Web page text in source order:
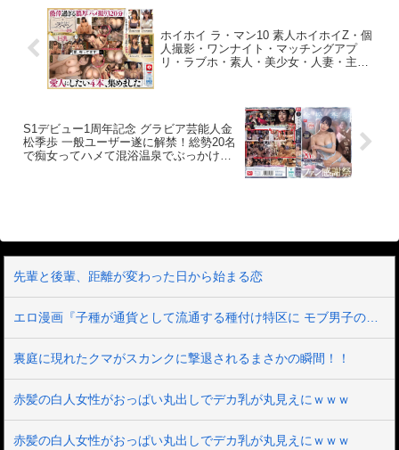
ました。いじめの最中、ずっと煙草を吸
ったり、スマホを見たりしていて、片手
間にいじめられているのを感じ、屈辱と
ろ、臭い足裏を顔に押し付けられた状態
でオナニーすることを許可していただき
ました。前日オナニーしたばかりでした
が、無様に大量に出してしまいました。
その辺にいるギャル様に話しかけ、その
ままホテルに直行してやられた臨場感が
ホイホイ ラ・マン10 素人ホイホイZ・個
人撮影・ワンナイト・マッチングアプ
リ・ラブホ・素人・美少女・人妻・主
S1デビュー1周年記念 グラビア芸能人金
松季歩 一般ユーザー遂に解禁！総勢20名
で痴女ってハメて混浴温泉でぶっかけま
先輩と後輩、距離が変わった日から始まる恋
裏庭に現れたクマがスカンクに撃退されるまさかの瞬間！！
赤髪の白人女性がおっぱい丸出しでデカ乳が丸見えにｗｗｗ
赤髪の白人女性がおっぱい丸出しでデカ乳が丸見えにｗｗｗ